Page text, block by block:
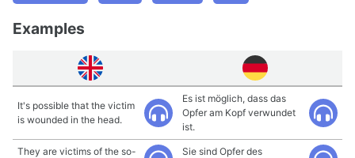
Examples
It's possible that the victim
is wounded in the head.
Es ist möglich, dass das
Opfer am Kopf verwundet
ist.
They are victims of the so-
Sie sind Opfer des